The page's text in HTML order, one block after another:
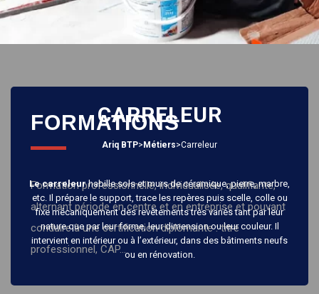
CARRELEUR
Ariq BTP> Métiers>Carreleur
Le carreleurhabille sols et murs de céramique, pierre, marbre,
etc. Il prépare le support, trace les repères puis scelle, colle ou
fixe mécaniquement des revêtements très variés tant par leur
nature que par leur forme, leur dimension ou leur couleur. Il
intervient en intérieur ou à l’extérieur, dans des bâtiments neufs
ou en rénovation.
FORMATIONS
Formation professionnelle, individualisée, qualifiante,
alternant période en centre et en entreprise et pouvant
conduire à une certification diplômante : titre
professionnel, CAP…